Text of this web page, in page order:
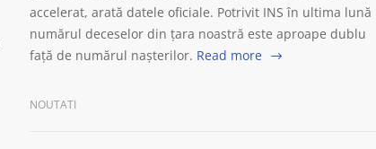
accelerat, arată datele oficiale. Potrivit INS în ultima lună
numărul deceselor din țara noastră este aproape dublu
față de numărul nașterilor. Read more
NOUTATI